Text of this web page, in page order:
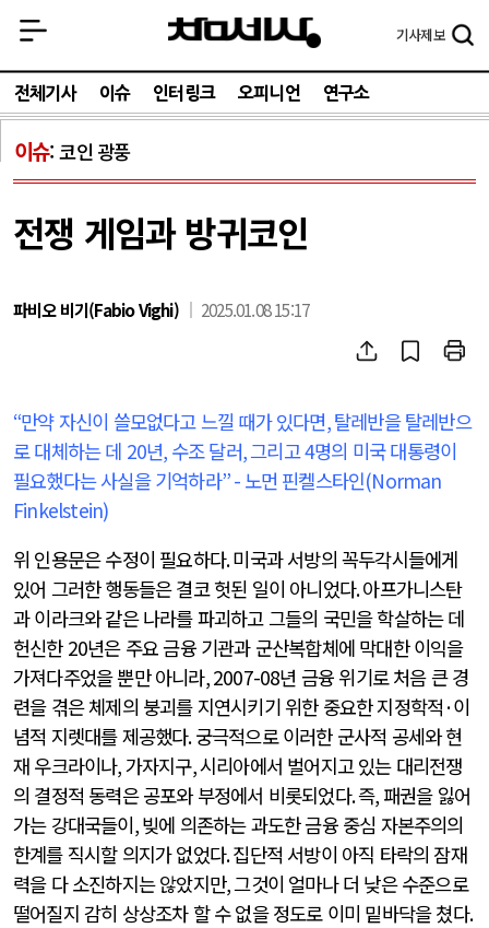
기사제보
전체기사 이슈 인터링크 오피니언 연구소
이슈 코인 광풍
전쟁 게임과 방귀코인
파비오 비기(Fabio Vighi) 2025.01.08 15:17
“만약 자신이 쓸모없다고 느낄 때가 있다면,탈레반을 탈레반으
로 대체하는 데 20년, 수조 달러,그리고4명의 미국 대통령이
필요했다는 사실을 기억하라” - 노먼 핀켈스타인(Norman
Finkelstein)
위 인용문은 수정이 필요하다.미국과 서방의 꼭두각시들에게
있어 그러한 행동들은 결코 헛된 일이 아니었다.아프가니스탄
과 이라크와 같은 나라를 파괴하고 그들의 국민을 학살하는 데
헌신한 20년은 주요 금융 기관과 군산복합체에 막대한 이익을
가져다주었을 뿐만 아니라, 2007-08년 금융 위기로 처음 큰 경
련을 겪은 체제의 붕괴를 지연시키기 위한 중요한 지정학적 ·이
념적 지렛대를 제공했다.궁극적으로 이러한 군사적 공세와 현
재 우크라이나,가자지구,시리아에서 벌어지고 있는 대리전쟁
의 결정적 동력은 공포와 부정에서 비롯되었다.즉, 패권을 잃어
가는 강대국들이,빚에 의존하는 과도한 금융 중심 자본주의의
한계를 직시할 의지가 없었다.집단적 서방이 아직 타락의 잠재
력을 다 소진하지는 않았지만,그것이 얼마나 더 낮은 수준으로
떨어질지 감히 상상조차 할 수 없을 정도로 이미 밑바닥을 쳤다.